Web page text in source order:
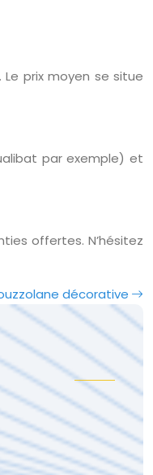
prix moyen se situe
par exemple) et
offertes. N’hésitez
décorative